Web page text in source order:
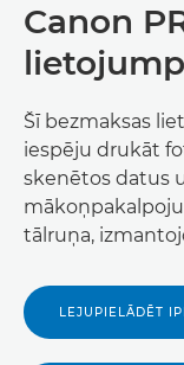
Canon
Šī bezmaksas
iespēju drukāt
skenētos datus
tālruņa,
LEJUPIELĀDĒT